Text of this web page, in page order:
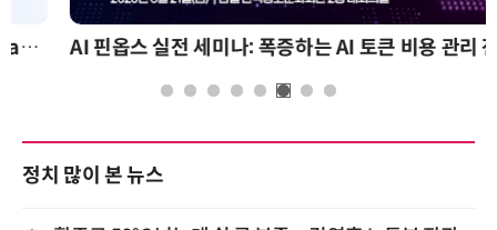
AI 핀옵스 실전 세미나: 폭증하는 AI 토큰 비용 관리 전략
정치 많이 본 뉴스